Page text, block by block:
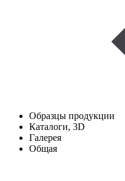
Образцы продукции
Каталоги, 3D
Галерея
Общая